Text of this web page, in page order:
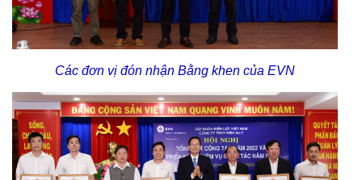
Các đơn vị đón nhận Bằng khen của EVN